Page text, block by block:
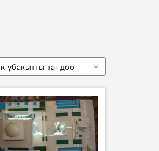
убакытты тандоо